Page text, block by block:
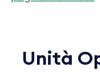
Unità